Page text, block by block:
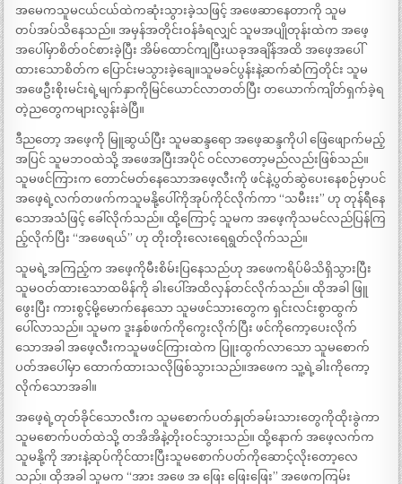
အမေကသူမငယ်ငယ်ထဲကဆုံးသွားခဲ့သဖြင့် အဖေဆာနေတာကို သူမ
တပ်အပ်သိနေသည်။ အမှန်အတိုင်းဝန်ခံရလျှင် သူမအပျိုတုန်းထဲက အဖေ့
အပေါ်မှာစိတ်ဝင်စားခဲ့ပြီး အိမ်ထောင်ကျပြီးယခုအချိန်အထိ အဖေ့အပေါ်
ထားသောစိတ်က ပြောင်းမသွားခဲ့ချေ။သူမခင်ပွန်းနဲ့ဆက်ဆံကြတိုင်း သူမ
အဖေဦးစိုးမင်းရဲ့မျက်နှာကိုမြင်ယောင်လာတတ်ပြီး တယောက်ကျိတ်ရှက်ခဲ့ရ
တဲ့ညတွေကများလွန်းခဲပြီ။
ဒီညတော့ အဖေ့ကို မြူဆွယ်ပြီး သူမဆန္ဒရော အဖေ့ဆန္ဒကိုပါ ဖြေဖျောက်မည့်
အပြင် သူမဘဝထဲသို့ အဖေအပြီးအပိုင် ဝင်လာတော့မည်လည်းဖြစ်သည်။
သူမဖင်ကြားက တောင်မတ်နေသောအဖေ့လီးကို ဖင်နဲ့ပွတ်ဆွဲပေးနေစဉ်မှာပင်
အဖေ့ရဲ့လက်တဖက်ကသူမနို့ပေါ်ကိုအုပ်ကိုင်လိုက်ကာ “သမီးးး” ဟု တုန်ရီနေ
သောအသံဖြင့် ခေါ်လိုက်သည်။ ထို့ကြောင့် သူမက အဖေ့ကိုသမင်လည်ပြန်ကြ
ည့်လိုက်ပြီး “အဖေရယ်” ဟု တိုးတိုးလေးရေရွတ်လိုက်သည်။
သူမရဲ့အကြည့်က အဖေ့ကိုမီးစိမ်းပြနေသည်ဟု အဖေကရိပ်မိသိရှိသွားပြီး
သူမဝတ်ထားသောထမိန်ကို ခါးပေါ်အထိလှန်တင်လိုက်သည်။ ထိုအခါ ဖြူ
ဖွေးပြီး ကားစွင့်မို့မောက်နေသော သူမဖင်သားတွေက ရှင်းလင်းစွာထွက်
ပေါ်လာသည်။ သူမက ဒူးနှစ်ဖက်ကိုကွေးလိုက်ပြီး ဖင်ကိုကော့ပေးလိုက်
သောအခါ အဖေ့လီးကသူမဖင်ကြားထဲက ပြူးထွက်လာသော သူမစောက်
ပတ်အပေါ်မှာ ထောက်ထားသလိုဖြစ်သွားသည်။အဖေက သူ့ရဲ့ခါးကိုကော့
လိုက်သောအခါ။
အဖေ့ရဲ့တုတ်ခိုင်သောလီးက သူမစောက်ပတ်နှုတ်ခမ်းသားတွေကိုထိုးခွဲကာ
သူမစောက်ပတ်ထဲသို့ တအိအိနဲ့တိုးဝင်သွားသည်။ ထို့နောက် အဖေ့လက်က
သူမနို့ကို အားနဲ့ဆုပ်ကိုင်ထားပြီးသူမစောက်ပတ်ကိုဆောင့်လိုးတော့လေ
သည်။ ထိုအခါ သူမက “အား အဖေ အ ဖြေး ဖြေးဖြေး” အဖေကကြမ်း